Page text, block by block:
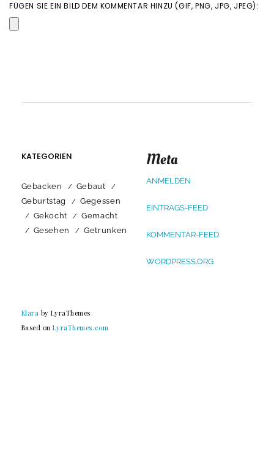
FÜGEN SIE EIN BILD DEM KOMMENTAR HINZU (GIF, PNG, JPG, JPEG):
KATEGORIEN
Gebacken
Gebaut
Geburtstag
Gegessen
Gekocht
Gemacht
Gesehen
Getrunken
Meta
ANMELDEN
EINTRAGS-FEED
KOMMENTAR-FEED
WORDPRESS.ORG
Elara by LyraThemes
Based onLyraThemes.com